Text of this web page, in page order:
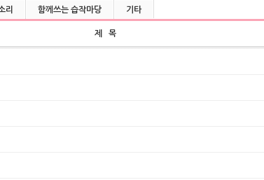
리 함께쓰는 습작마당 기타
제 목